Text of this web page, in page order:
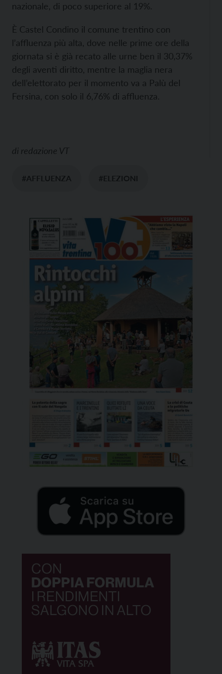
nazionale, di poco superiore al 19%.
È Castel Condino il comune trentino con
l’affluenza più alta, dove nelle prime ore della
giornata si è già recato alle urne ben il 30,37%
degli aventi diritto, mentre la maglia nera
dell’elettorato per il momento va a Palù del
Fersina, con solo il 6,76% di affluenza.
di redazione VT
#AFFLUENZA #ELEZIONI